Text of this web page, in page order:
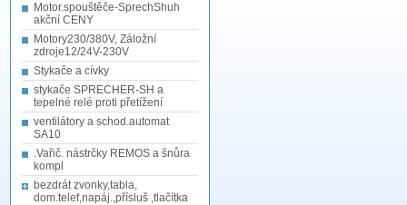
Motor.spouštěče-SprechShuh
akční CENY
Motory230/380V, Záložní
zdroje12/24V-230V
Stykače a cívky
stykače SPRECHER-SH a
tepelné relé proti přetížení
ventilátory a schod.automat
SA10
.Vařič. nástrčky REMOS a šnůra
kompl
bezdrát zvonky,tabla,
dom.telef,napáj.,přísluš ,tlačítka